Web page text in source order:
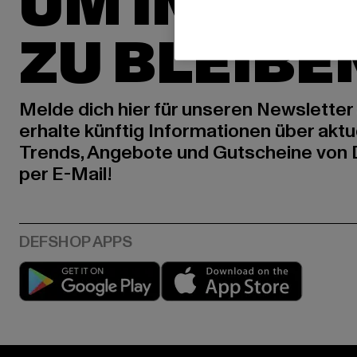
ZU
Melde dich hier für unseren Newsletter
erhalte künftig Informationen über
Trends, Angebote und Gutscheine von
per E-Mail!
Play market